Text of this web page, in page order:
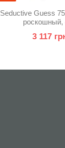
Seductive Guess
роскошный,
3 117